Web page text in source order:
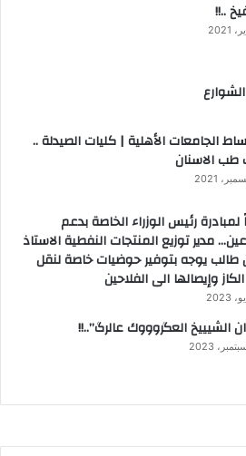
..!!
الجامعات الأهلية | كليات الصيدلة ..
طب الاسنان
لمبادرة رئيس الوزراء الخاصة بدعم
مدير توزيع المنتجات النفطية الاستاذ
يوجه بتوفير حوضيات خاصة لنقل
وإيصالها الى الفلاحين
الشيييخ العگروووك عالرگ”..!!